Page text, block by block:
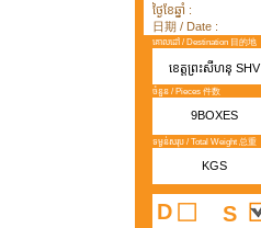
ថ្ងៃខែឆ្នាំ :
日期 / Date :
គោលដៅ / Destination 目的地
ខេត្តព្រះសីហនុ SHV
ចំនួន / Pieces 件数
9BOXES
ទម្ងន់សរុប / Total Weight 总重
KGS
D S